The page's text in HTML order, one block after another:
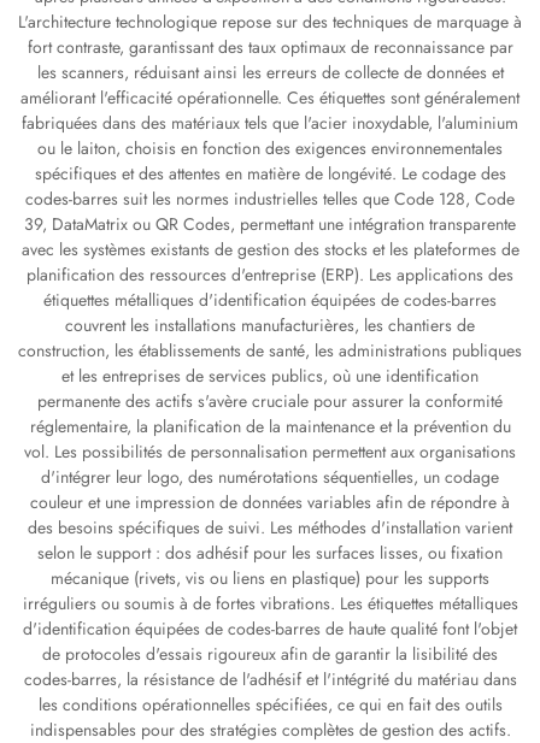
L'architecture technologique repose sur des techniques de marquage à
fort contraste, garantissant des taux optimaux de reconnaissance par
les scanners, réduisant ainsi les erreurs de collecte de données et
améliorant l'efficacité opérationnelle. Ces étiquettes sont généralement
fabriquées dans des matériaux tels que l'acier inoxydable, l'aluminium
ou le laiton, choisis en fonction des exigences environnementales
spécifiques et des attentes en matière de longévité. Le codage des
codes-barres suit les normes industrielles telles que Code 128, Code
39, DataMatrix ou QR Codes, permettant une intégration transparente
avec les systèmes existants de gestion des stocks et les plateformes de
planification des ressources d'entreprise (ERP). Les applications des
étiquettes métalliques d'identification équipées de codes-barres
couvrent les installations manufacturières, les chantiers de
construction, les établissements de santé, les administrations publiques
et les entreprises de services publics, où une identification
permanente des actifs s'avère cruciale pour assurer la conformité
réglementaire, la planification de la maintenance et la prévention du
vol. Les possibilités de personnalisation permettent aux organisations
d'intégrer leur logo, des numérotations séquentielles, un codage
couleur et une impression de données variables afin de répondre à
des besoins spécifiques de suivi. Les méthodes d'installation varient
selon le support : dos adhésif pour les surfaces lisses, ou fixation
mécanique (rivets, vis ou liens en plastique) pour les supports
irréguliers ou soumis à de fortes vibrations. Les étiquettes métalliques
d'identification équipées de codes-barres de haute qualité font l'objet
de protocoles d'essais rigoureux afin de garantir la lisibilité des
codes-barres, la résistance de l'adhésif et l'intégrité du matériau dans
les conditions opérationnelles spécifiées, ce qui en fait des outils
indispensables pour des stratégies complètes de gestion des actifs.